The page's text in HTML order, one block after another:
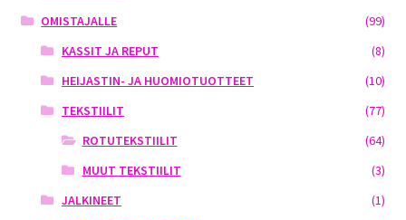
OMISTAJALLE
(99)
KASSIT JA REPUT
(8)
HEIJASTIN- JA HUOMIOTUOTTEET
(10)
TEKSTIILIT
(77)
ROTUTEKSTIILIT
(64)
MUUT TEKSTIILIT
(3)
JALKINEET
(1)